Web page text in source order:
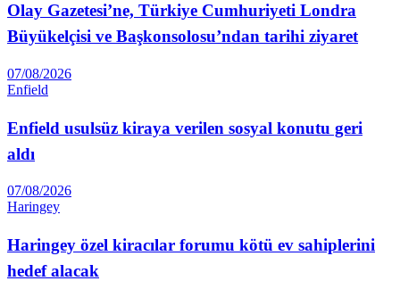
Olay Gazetesi’ne, Türkiye Cumhuriyeti Londra
Büyükelçisi ve Başkonsolosu’ndan tarihi ziyaret
07/08/2026
Enfield
Enfield usulsüz kiraya verilen sosyal konutu geri
aldı
07/08/2026
Haringey
Haringey özel kiracılar forumu kötü ev sahiplerini
hedef alacak